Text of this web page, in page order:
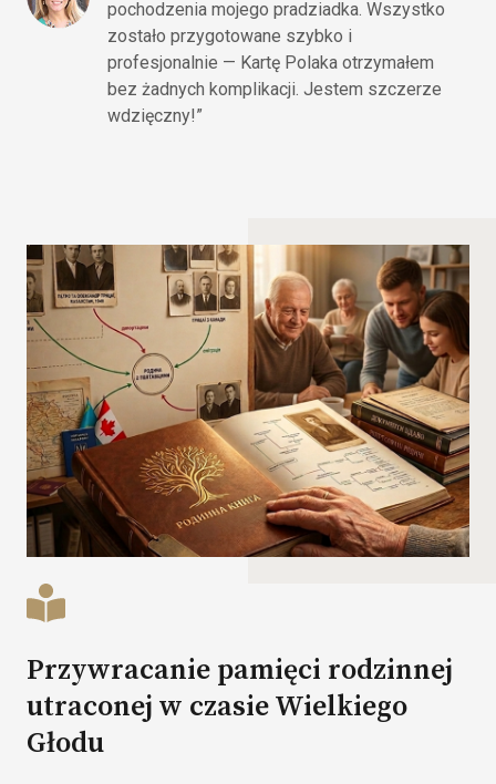
pochodzenia mojego pradziadka. Wszystko
zostało przygotowane szybko i
profesjonalnie — Kartę Polaka otrzymałem
bez żadnych komplikacji. Jestem szczerze
wdzięczny!”
Przywracanie pamięci rodzinnej
utraconej w czasie Wielkiego
Głodu